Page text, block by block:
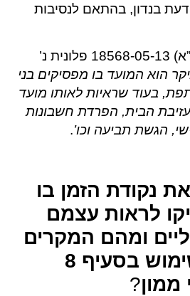
בנדון, בהתאם לנסיבות
עוד נפסק בתמ”ש (ת”א) 18568-05-13 פלונית נ’
הוא המועד בו מפסיקים בני
בעוד שראיות לאותו מועד
עזיבת הבית, הפרדת חשבונות
הגשת תביעה וכו’.
נקודת הזמן בו
לראות עצמם
ומהם המקרים
בהם נעשה שימוש בסעיף 8
?